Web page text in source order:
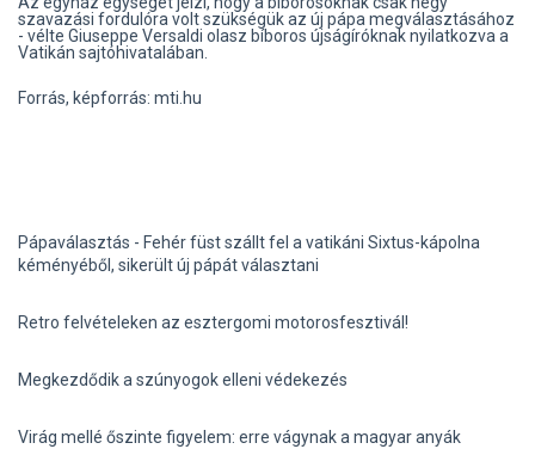
szavazási fordulóra volt szükségük az új pápa megválasztásához
- vélte Giuseppe Versaldi olasz bíboros újságíróknak nyilatkozva a
Vatikán sajtóhivatalában.
Forrás, képforrás: mti.hu
Pápaválasztás - Fehér füst szállt fel a vatikáni Sixtus-kápolna
kéményéből, sikerült új pápát választani
Retro felvételeken az esztergomi motorosfesztivál!
Megkezdődik a szúnyogok elleni védekezés
Virág mellé őszinte figyelem: erre vágynak a magyar anyák